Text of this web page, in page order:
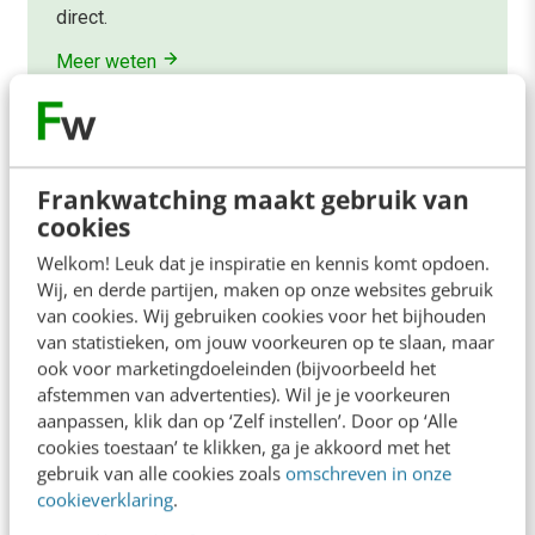
Frankwatching maakt gebruik van
cookies
Welkom! Leuk dat je inspiratie en kennis komt opdoen.
Wij, en derde partijen, maken op onze websites gebruik
van cookies. Wij gebruiken cookies voor het bijhouden
van statistieken, om jouw voorkeuren op te slaan, maar
ook voor marketingdoeleinden (bijvoorbeeld het
afstemmen van advertenties). Wil je je voorkeuren
aanpassen, klik dan op ‘Zelf instellen’. Door op ‘Alle
cookies toestaan’ te klikken, ga je akkoord met het
gebruik van alle cookies zoals omschreven in onze
cookieverklaring.
direct.
Meer weten
Contact Redactie
redactie@frankwatching.com
+31 30 200 1045
Tarieven
Meer contactopties
Frankwatching